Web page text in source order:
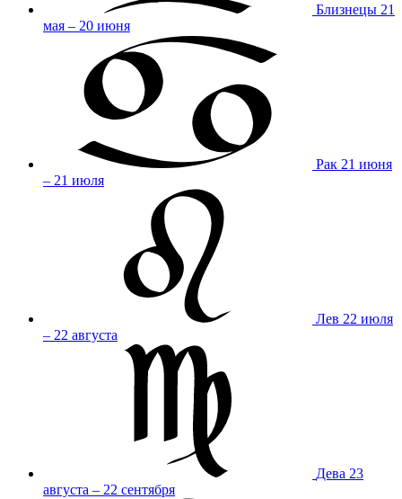
Близнецы 21
мая – 20 июня
Рак 21 июня
– 21 июля
Лев 22 июля
– 22 августа
Дева 23
августа – 22 сентября